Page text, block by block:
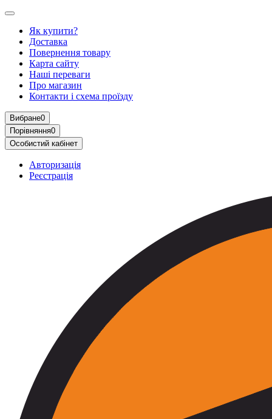
Як купити?
Доставка
Повернення товару
Карта сайту
Наші переваги
Про магазин
Контакти і схема проїзду
Вибране0
Порівняння0
Особистий кабінет
Авторизація
Реєстрація